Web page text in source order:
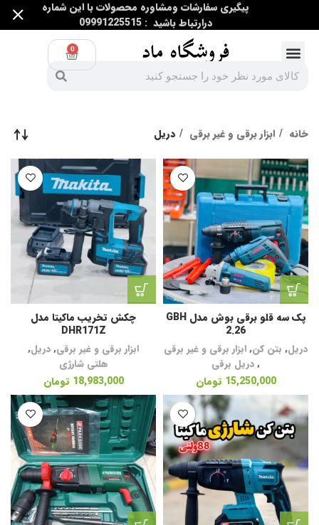
0
خانه ابزار برقی و غیر برقی دریل
پک سه قلو برقی بوش مدل GBH
2.26
دریل, بتن کن,ابزار برقی و غیر برقی
,دریل برقی
15,250,000 تومان
چکش تخریب ماکیتا مدل
DHR171Z
ابزار برقی و غیر برقی,دریل,
هلتی شارژی
18,983,000 تومان
پیگیری سفارشات ومشاوره محصولات با این شماره
درارتباط باشید : 09991225515